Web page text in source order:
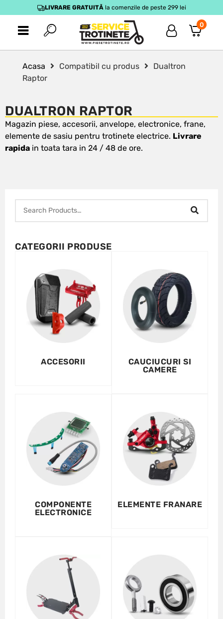
LIVRARE GRATUITĂla comenzile de peste 299 lei
0
Acasa Compatibil cu produs
Dualtron
Raptor
DUALTRON RAPTOR
Magazin piese, accesorii, anvelope, electronice, frane,
elemente de sasiu pentru trotinete electrice. Livrare
rapida in toata tara in 24 / 48 de ore.
CATEGORII PRODUSE
ACCESORII
CAUCIUCURI SI
CAMERE
COMPONENTE
ELECTRONICE
ELEMENTE FRANARE